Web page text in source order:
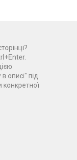
описі" під